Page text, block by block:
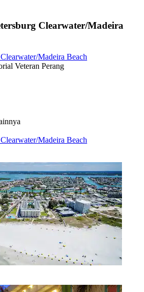
Clearwater/Madeira
Madeira Beach
Veteran Perang
Madeira Beach